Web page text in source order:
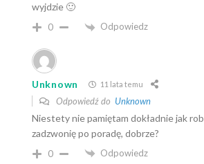
wyjdzie 🙂
0 Odpowiedz
Unknown 11 lata temu
Odpowiedź do Unknown
Niestety nie pamiętam dokładnie jak
zadzwonię po poradę, dobrze?
0 Odpowiedz